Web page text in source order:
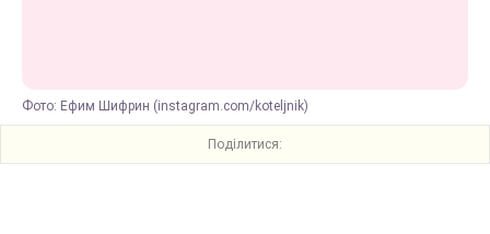
Фото: Ефим Шифрин (instagram.com/koteljnik)
Поділитися: